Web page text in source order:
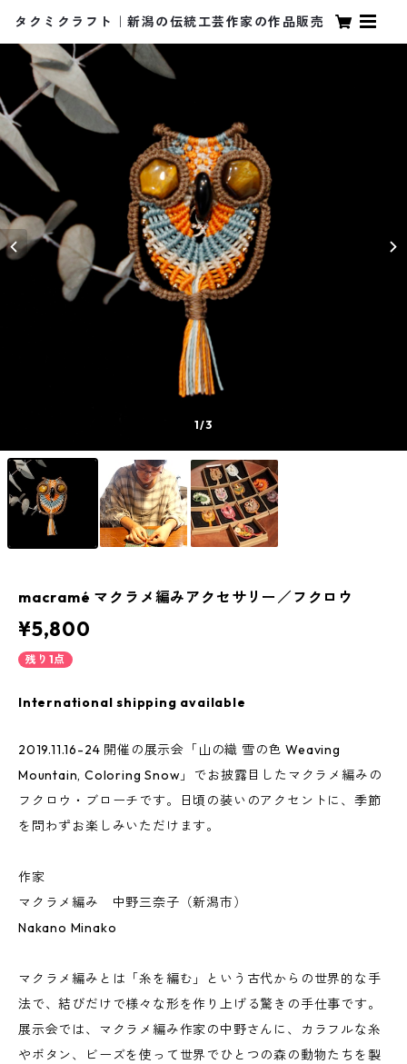
タクミクラフト｜新潟の伝統工芸作家の作品販売
1/3
macramé マクラメ編みアクセサリー／フクロウ
¥5,800
残り1点
International shipping available
2019.11.16-24 開催の展示会「山の織 雪の色 Weaving
Mountain, Coloring Snow」でお披露目したマクラメ編みの
フクロウ・ブローチです。日頃の装いのアクセントに、季節
を問わずお楽しみいただけます。
作家
マクラメ編み 中野三奈子（新潟市）
Nakano Minako
マクラメ編みとは「糸を編む」という古代からの世界的な手
法で、結びだけで様々な形を作り上げる驚きの手仕事です。
展示会では、マクラメ編み作家の中野さんに、カラフルな糸
やボタン、ビーズを使って世界でひとつの森の動物たちを製